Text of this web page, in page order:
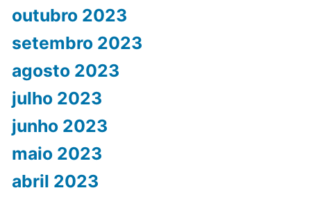
outubro 2023
setembro 2023
agosto 2023
julho 2023
junho 2023
maio 2023
abril 2023